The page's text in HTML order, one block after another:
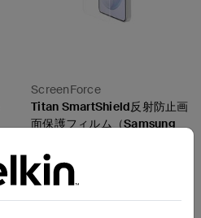
ScreenForce
Titan SmartShield反射防止画
面保護フィルム（Samsung